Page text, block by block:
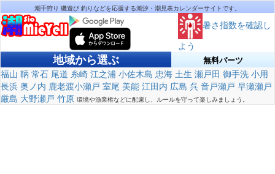
潮干狩り 磯遊び 釣りなどを応援する潮汐・潮見表カレンダーサイトです。
暑さ指数を確認し
よう
地域から選ぶ 無料パーツ
福山 鞆 常石 尾道 糸崎 江之浦 小佐木島 忠海 土生 瀬戸田 御手洗 小用
長浜 奥ノ内 鹿老渡小瀬戸 室尾 美能 江田内 広島 呉 音戸瀬戸 早瀬瀬戸
厳島 大野瀬戸 竹原 環境や漁業権などに配慮し、ルールを守って楽しみましょう。